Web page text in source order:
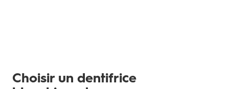
Choisir un dentifrice